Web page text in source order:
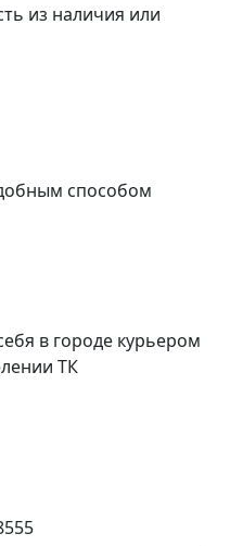
из наличия или
способом
в городе курьером
ТК